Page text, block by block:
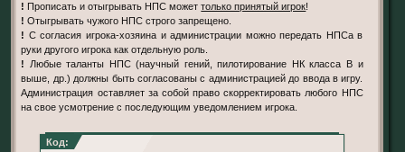
! Прописать и отыгрывать НПС можеттолько принятый игрок!
! Отыгрывать чужого НПС строго запрещено.
! С согласия игрока-хозяина и администрации можно передать НПСа в
руки другого игрока как отдельную роль.
!
Любые таланты НПС (научный гений, пилотирование НК класса В и
выше, др.) должны быть согласованы с администрацией до ввода в игру.
Администрация оставляет за собой право скорректировать любого НПС
на свое усмотрение с последующим уведомлением игрока.
Код: